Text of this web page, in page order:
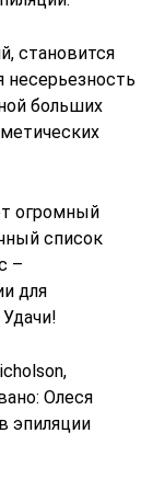
становится
больших
огромный
список
–
для
Олеся
эпиляции